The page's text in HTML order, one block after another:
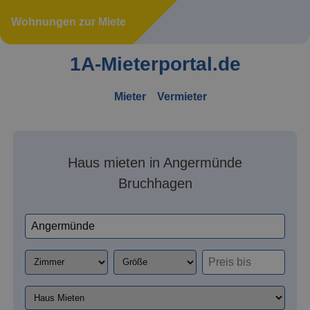
Wohnungen zur Miete
1A-Mieterportal.de
Mieter Vermieter
Haus mieten in Angermünde
Bruchhagen